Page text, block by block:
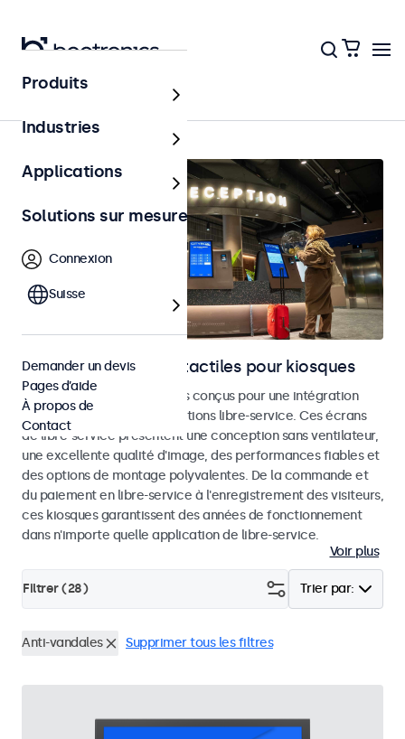
Accueil
Moniteurs et écrans tactiles pour kiosques
Moniteurs et écrans tactiles conçus pour une intégration
dans les kiosques et les solutions libre-service. Ces écrans
de libre-service présentent une conception sans ventilateur,
une excellente qualité d'image, des performances fiables et
des options de montage polyvalentes. De la commande et
du paiement en libre-service à l'enregistrement des visiteurs,
ces kiosques garantissent des années de fonctionnement
dans n'importe quelle application de libre-service.
Voir plus
Trier par:
Filtrer (28)
Anti-vandales Supprimer tous les filtres
Produits
Industries
Applications
Solutions sur mesure
Connexion
Suisse
Demander un devis
Pages d’aide
À propos de
Contact